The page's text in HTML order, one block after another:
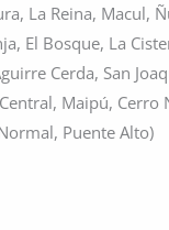
La Reina, Macul,
El Bosque, La
Cerda, San
Maipú, Cerro
Puente Alto)